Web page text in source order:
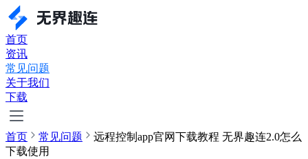
首页
资讯
常见问题
关于我们
下载
首页 常见问题
远程控制app官网下载教程 无界趣连2.0怎么
下载使用